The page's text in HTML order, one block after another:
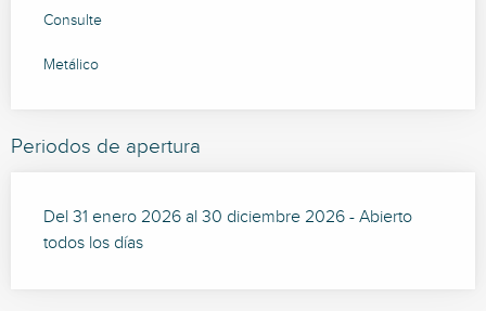
Consulte
Metálico
Periodos de apertura
Del 31 enero 2026 al 30 diciembre 2026 - Abierto
todos los días